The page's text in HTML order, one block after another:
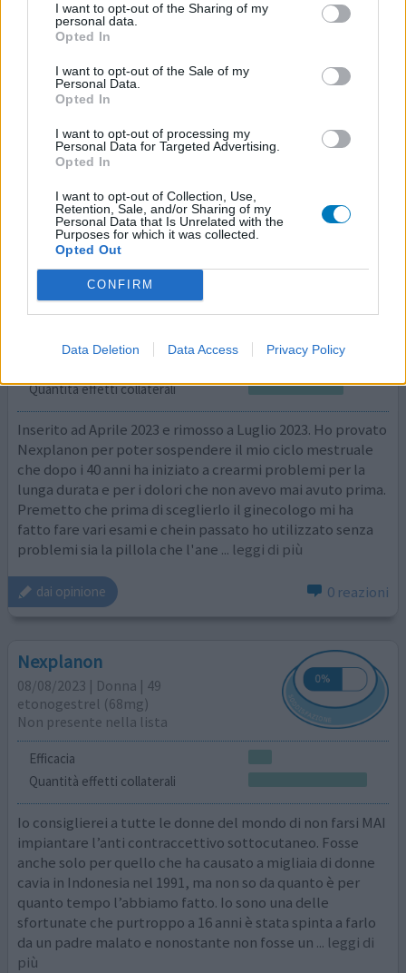
I want to opt-out of the Sharing of my
personal data.
Opted In
I want to opt-out of the Sale of my
Personal Data.
Opted In
I want to opt-out of processing my
Personal Data for Targeted Advertising.
Opted In
I want to opt-out of Collection, Use,
Retention, Sale, and/or Sharing of my
Personal Data that Is Unrelated with the
Purposes for which it was collected.
Opted Out
CONFIRM
Data Deletion Data Access Privacy Policy
Ho inserito nexplanon il 28/07/23 dopo un aborto
(raschiamento), da lì ho sempre avuto perdite
gel,che poco è servito,ora siamo al 09/12/23 e ho sempre
giramenti di testa,devo prendere il ferro,mi sento
anticoncezionale fa il suo lavoro e nulla da dire,però
bisognerebbe... leggi di più
dai opinione
Nexplanon
14/08/2023 | Donna | 42
etonogestrel (68mg)
Quantità effetti collaterali
Inserito ad Aprile 2023 e rimosso a Luglio 2023. Ho provato
Nexplanon per poter sospendere il mio ciclo mestruale
che dopo i 40 anni ha iniziato a crearmi problemi per la
lunga durata e per i dolori che non avevo mai avuto prima.
Premetto che prima di sceglierlo il ginecologo mi ha
fatto fare vari esami e chein passato ho utilizzato senza
problemi sia la pillola che l'ane ... leggi di più
dai opinione 0 reazioni
Nexplanon
08/08/2023 | Donna | 49
etonogestrel (68mg)
Non presente nella lista
Efficacia
Quantità effetti collaterali
Io consiglierei a tutte le donne del mondo di non farsi MAI
impiantare l’anti contraccettivo sottocutaneo. Fosse
anche solo per quello che ha causato a migliaia di donne
cavia in Indonesia nel 1991, ma non so da quanto è per
quanto tempo l’abbiamo fatto. Io sono una delle
sfortunate che purtroppo a 16 anni è stata spinta a farlo
da un padre malato e nonostante non fosse un ... leggi di
più